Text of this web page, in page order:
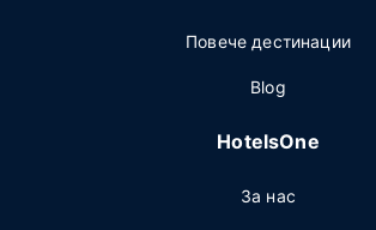
Повече дестинации
Blog
HotelsOne
За нас